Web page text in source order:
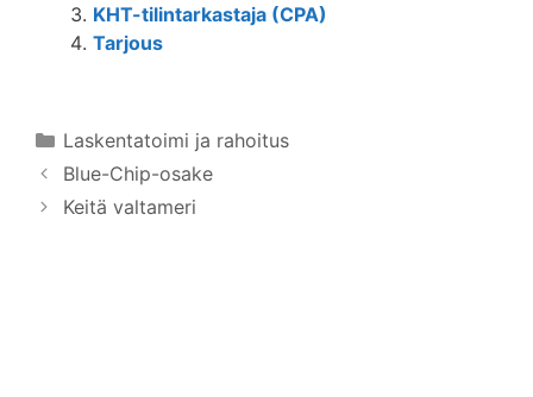
KHT-tilintarkastaja (CPA)
Tarjous
Kategoriat
Laskentatoimi ja rahoitus
Blue-Chip-osake
Keitä valtameri